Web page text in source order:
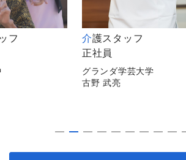
フ
大学
介護スタッフ
正社員
メディカル・リハビリホー
ムボンセジュール千葉